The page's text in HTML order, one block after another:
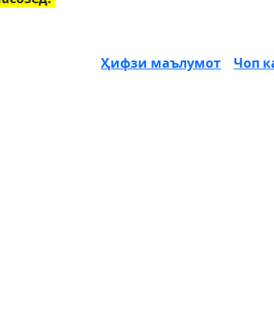
Ҳифзи маълумот Чоп